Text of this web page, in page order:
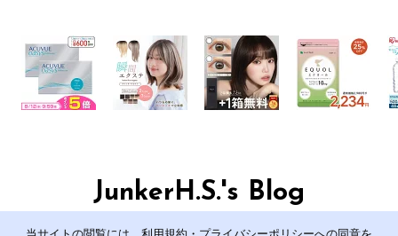
JunkerH.S.'s Blog
管理人のJunkerH.S.の日記です。